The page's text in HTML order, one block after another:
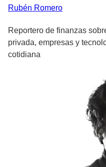
Rubén Romero
Reportero de finanzas
privada, empresas y
cotidiana